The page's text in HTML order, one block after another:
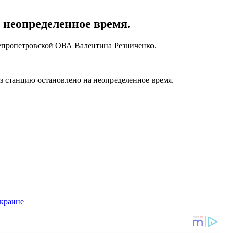
время.
ОВА Валентина Резниченко.
остановлено на неопределенное время.